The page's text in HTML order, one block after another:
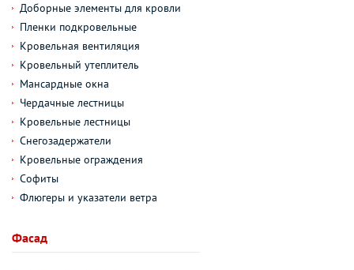
Доборные элементы для кровли
Пленки подкровельные
Кровельная вентиляция
Кровельный утеплитель
Мансардные окна
Чердачные лестницы
Кровельные лестницы
Снегозадержатели
Кровельные ограждения
Софиты
Флюгеры и указатели ветра
Фасад